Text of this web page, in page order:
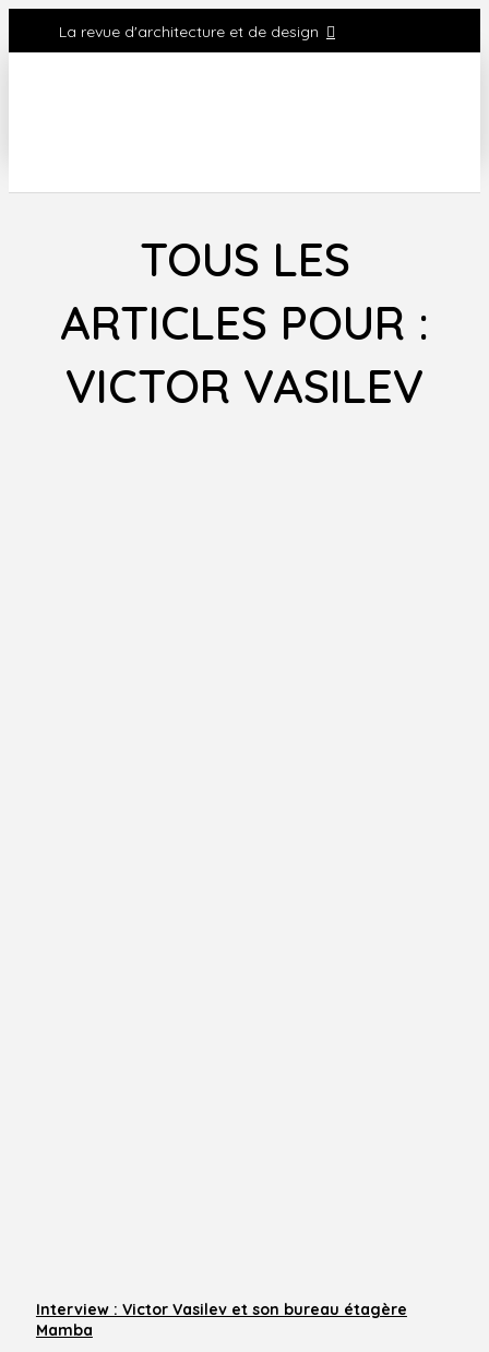
La revue d'architecture et de design
TOUS LES
ARTICLES POUR :
VICTOR VASILEV
Interview : Victor Vasilev et son bureau étagère
Mamba